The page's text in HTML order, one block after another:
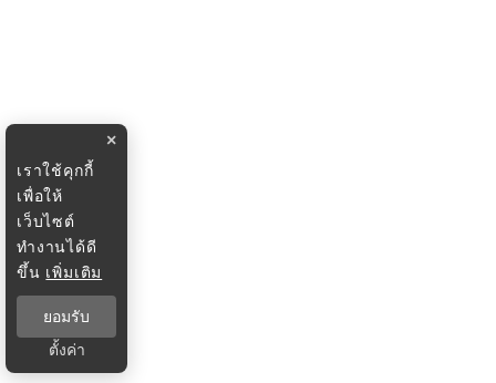
×
เราใช้คุกกี้
เพื่อให้
เว็บไซต์
ทำงานได้ดี
ขึ้น เพิ่มเติม
ยอมรับ
ตั้งค่า